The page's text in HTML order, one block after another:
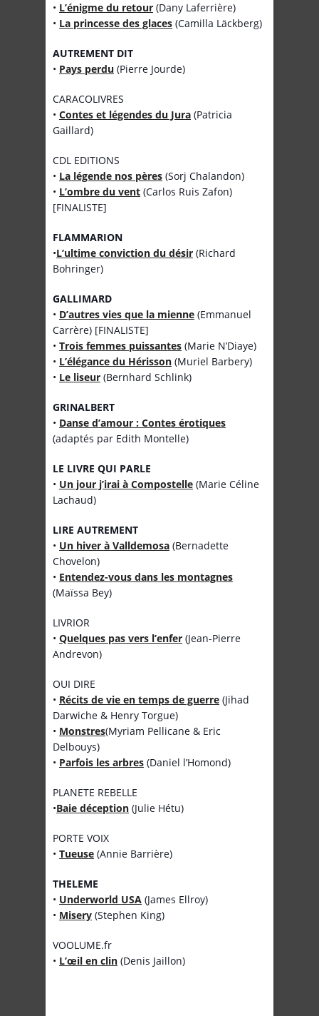
• L’énigme du retour (Dany Laferrière)
• La princesse des glaces (Camilla Läckberg)
AUTREMENT DIT
• Pays perdu (Pierre Jourde)
CARACOLIVRES
• Contes et légendes du Jura (Patricia
Gaillard)
CDL EDITIONS
• La légende nos pères (Sorj Chalandon)
• L’ombre du vent (Carlos Ruis Zafon)
[FINALISTE]
FLAMMARION
•L’ultime conviction du désir (Richard
Bohringer)
GALLIMARD
• D’autres vies que la mienne (Emmanuel
Carrère) [FINALISTE]
• Trois femmes puissantes (Marie N’Diaye)
• L’élégance du Hérisson (Muriel Barbery)
• Le liseur (Bernhard Schlink)
GRINALBERT
• Danse d’amour : Contes érotiques
(adaptés par Edith Montelle)
LE LIVRE QUI PARLE
• Un jour j’irai à Compostelle (Marie Céline
Lachaud)
LIRE AUTREMENT
• Un hiver à Valldemosa (Bernadette
Chovelon)
• Entendez-vous dans les montagnes
(Maïssa Bey)
LIVRIOR
• Quelques pas vers l’enfer (Jean-Pierre
Andrevon)
OUI DIRE
• Récits de vie en temps de guerre (Jihad
Darwiche & Henry Torgue)
• Monstres(Myriam Pellicane & Eric
Delbouys)
• Parfois les arbres (Daniel l’Homond)
PLANETE REBELLE
•Baie déception (Julie Hétu)
PORTE VOIX
• Tueuse (Annie Barrière)
THELEME
• Underworld USA (James Ellroy)
• Misery (Stephen King)
VOOLUME.fr
• L’œil en clin (Denis Jaillon)